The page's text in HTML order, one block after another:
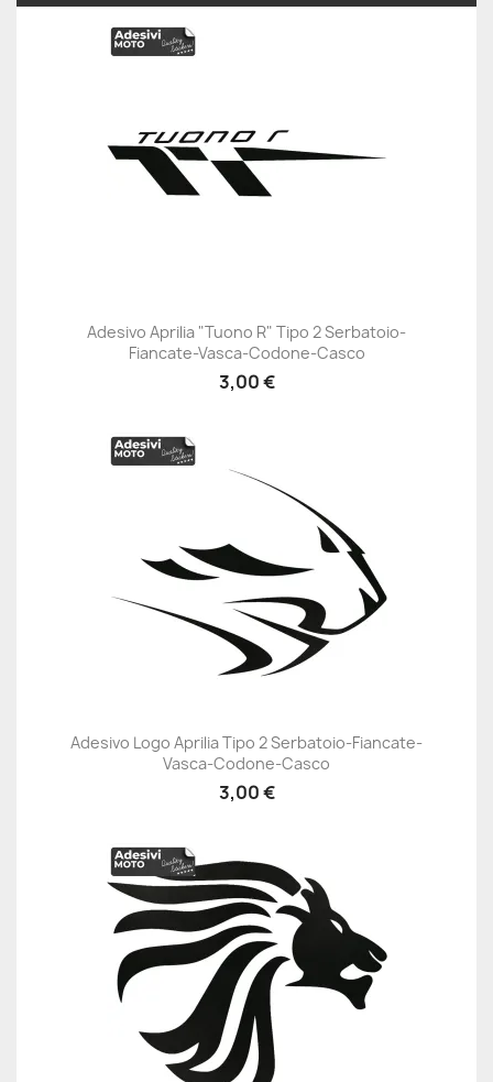
Adesivo Aprilia "Tuono R" Tipo 2 Serbatoio-
Fiancate-Vasca-Codone-Casco
3,00 €
Adesivo Logo Aprilia Tipo 2 Serbatoio-Fiancate-
Vasca-Codone-Casco
3,00 €